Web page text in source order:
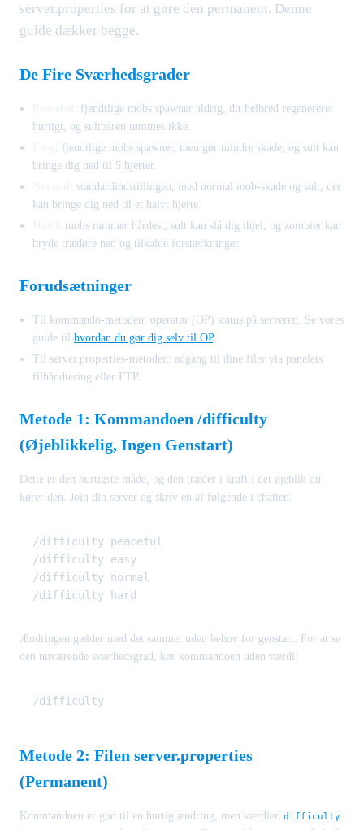
server.properties for at gøre den permanent. Denne
guide dækker begge.
De Fire Sværhedsgrader
: fjendtlige mobs spawner aldrig, dit helbred regenererer
hurtigt, og sultbaren tømmes ikke.
: fjendtlige mobs spawner, men gør mindre skade, og sult kan
bringe dig ned til 5 hjerter.
: standardindstillingen, med normal mob-skade og sult, der
kan bringe dig ned til et halvt hjerte.
: mobs rammer hårdest, sult kan slå dig ihjel, og zombier kan
bryde trædøre ned og tilkalde forstærkninger.
Forudsætninger
Til kommando-metoden: operatør (OP) status på serveren. Se vores
guide til hvordan du gør dig selv til OP.
Til server.properties-metoden: adgang til dine filer via panelets
filhåndtering eller FTP.
Metode 1: Kommandoen /difficulty
(Øjeblikkelig, Ingen Genstart)
Dette er den hurtigste måde, og den træder i kraft i det øjeblik du
kører den. Join din server og skriv en af følgende i chatten:
/difficulty peaceful
/difficulty easy
/difficulty normal
Ændringen gælder med det samme, uden behov for genstart. For at se
den nuværende sværhedsgrad, kør kommandoen uden værdi:
Metode 2: Filen server.properties
(Permanent)
Kommandoen er god til en hurtig ændring, men værdien difficulty